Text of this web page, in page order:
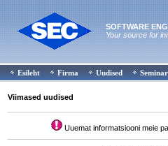
SOFTWARE
Your source for
Esileht Firma Uudised
Viimased uudised
Uuemat informatsiooni meie